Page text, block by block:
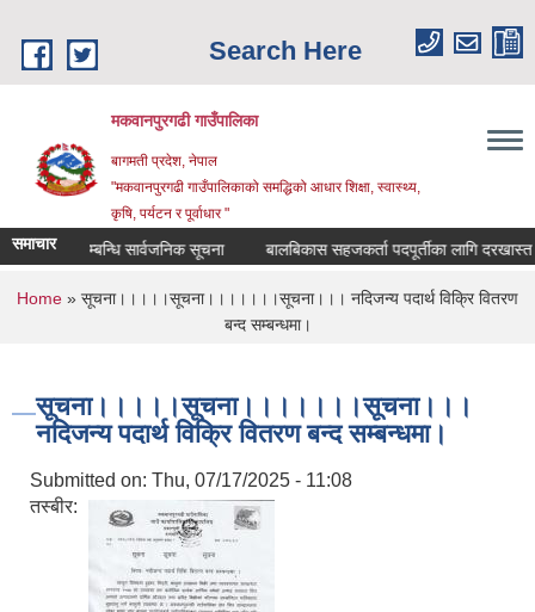
Search Here
मकवानपुरगढी गाउँपालिका
बागमती प्रदेश, नेपाल
"मकवानपुरगढी गाउँपालिकाको समद्धिको आधार शिक्षा, स्‍वास्‍थ्‍य,
कृषि, पर्यटन र पूर्वाधार "
समाचारसम्बन्धि सार्वजनिक सूचना बालबिकास सहजकर्ता पदपूर्तीका लागि दरखास्त
You are here
Home » सूचना।।।।।सूचना।।।।।।।सूचना।।। नदिजन्य पदार्थ विक्रि वितरण
बन्द सम्बन्धमा।
सूचना।।।।।सूचना।।।।।।।सूचना।।।
नदिजन्य पदार्थ विक्रि वितरण बन्द सम्बन्धमा।
Submitted on: Thu, 07/17/2025 - 11:08
तस्बीर: